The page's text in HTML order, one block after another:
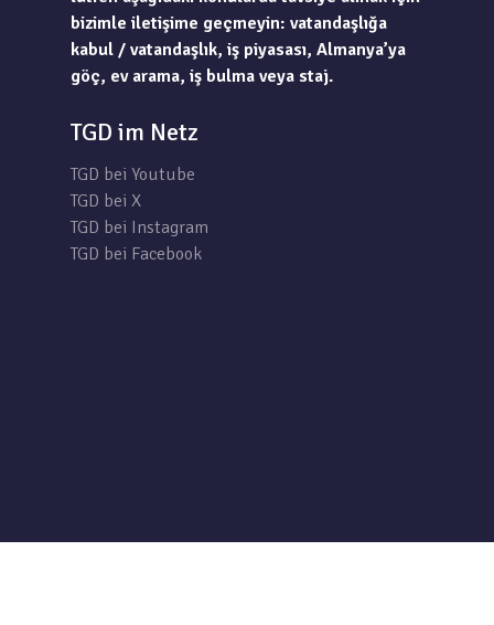
bizimle iletişime geçmeyin: vatandaşlığa
kabul / vatandaşlık, iş piyasası, Almanya’ya
göç, ev arama, iş bulma veya staj.
TGD im Netz
TGD bei Youtube
TGD bei X
TGD bei Instagram
TGD bei Facebook